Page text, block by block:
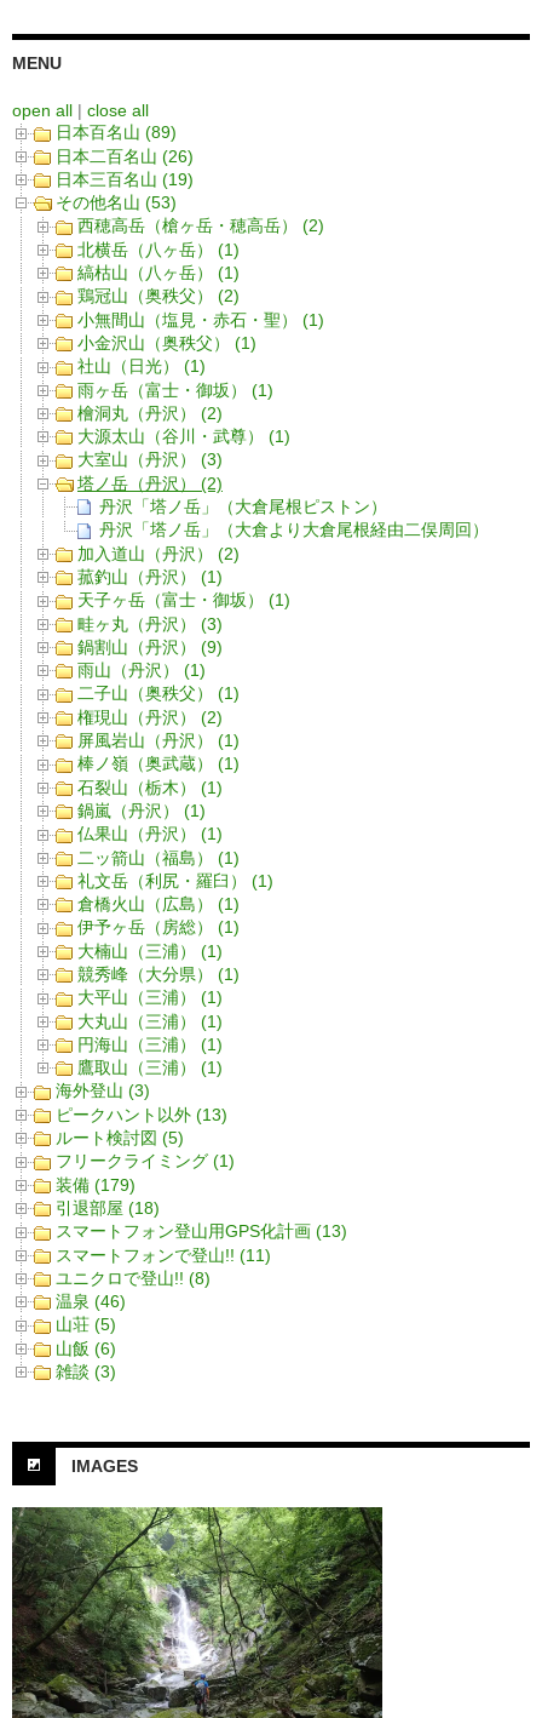
MENU
open all | close all
日本百名山 (89)
日本二百名山 (26)
日本三百名山 (19)
その他名山 (53)
西穂高岳（槍ヶ岳・穂高岳） (2)
北横岳（八ヶ岳） (1)
縞枯山（八ヶ岳） (1)
鶏冠山（奥秩父） (2)
小無間山（塩見・赤石・聖） (1)
小金沢山（奥秩父） (1)
社山（日光） (1)
雨ヶ岳（富士・御坂） (1)
檜洞丸（丹沢） (2)
大源太山（谷川・武尊） (1)
大室山（丹沢） (3)
塔ノ岳（丹沢） (2)
丹沢「塔ノ岳」（大倉尾根ピストン）
丹沢「塔ノ岳」（大倉より大倉尾根経由二俣周回）
加入道山（丹沢） (2)
菰釣山（丹沢） (1)
天子ヶ岳（富士・御坂） (1)
畦ヶ丸（丹沢） (3)
鍋割山（丹沢） (9)
雨山（丹沢） (1)
二子山（奥秩父） (1)
権現山（丹沢） (2)
屏風岩山（丹沢） (1)
棒ノ嶺（奥武蔵） (1)
石裂山（栃木） (1)
鍋嵐（丹沢） (1)
仏果山（丹沢） (1)
二ッ箭山（福島） (1)
礼文岳（利尻・羅臼） (1)
倉橋火山（広島） (1)
伊予ヶ岳（房総） (1)
大楠山（三浦） (1)
競秀峰（大分県） (1)
大平山（三浦） (1)
大丸山（三浦） (1)
円海山（三浦） (1)
鷹取山（三浦） (1)
海外登山 (3)
ピークハント以外 (13)
ルート検討図 (5)
フリークライミング (1)
装備 (179)
引退部屋 (18)
スマートフォン登山用GPS化計画 (13)
スマートフォンで登山!! (11)
ユニクロで登山!! (8)
温泉 (46)
山荘 (5)
山飯 (6)
雑談 (3)
IMAGES